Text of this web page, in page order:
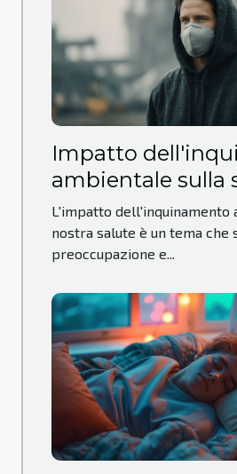
Impatto
ambientale sulla
respiratoria e
difendersi
L'impatto dell'inquinamento
nostra salute è un tema che
preoccupazione e...